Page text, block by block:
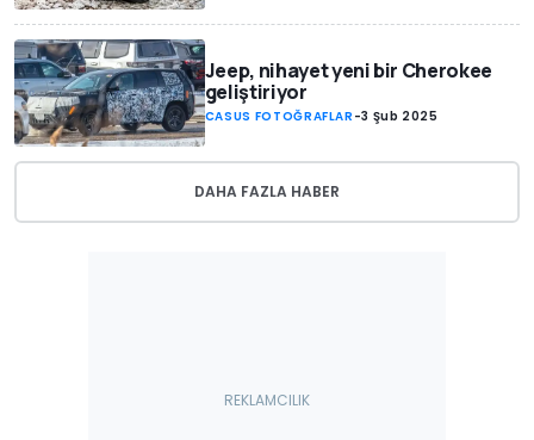
Jeep, nihayet yeni bir Cherokee
geliştiriyor
CASUS FOTOĞRAFLAR -3 Şub 2025
DAHA FAZLA HABER